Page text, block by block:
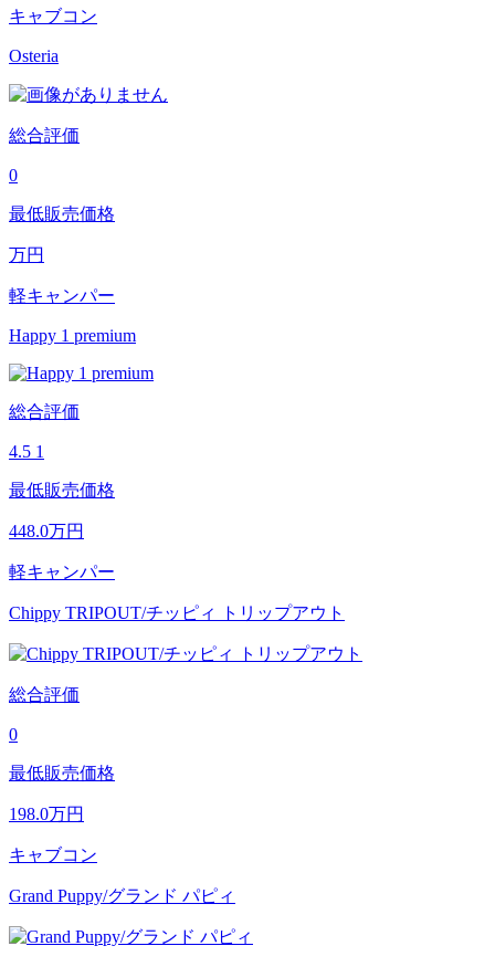
キャブコン
Osteria
総合評価
0
最低販売価格
万円
軽キャンパー
Happy 1 premium
総合評価
4.5 1
最低販売価格
448.0万円
軽キャンパー
Chippy TRIPOUT/チッピィ トリップアウト
総合評価
0
最低販売価格
198.0万円
キャブコン
Grand Puppy/グランド パピィ